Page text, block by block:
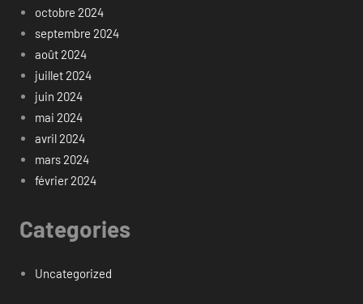
octobre 2024
septembre 2024
août 2024
juillet 2024
juin 2024
mai 2024
avril 2024
mars 2024
février 2024
Categories
Uncategorized